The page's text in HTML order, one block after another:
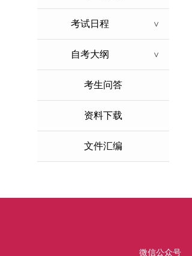
考试日程 >
自考大纲 >
考生问答
资料下载
文件汇编
微信公众号